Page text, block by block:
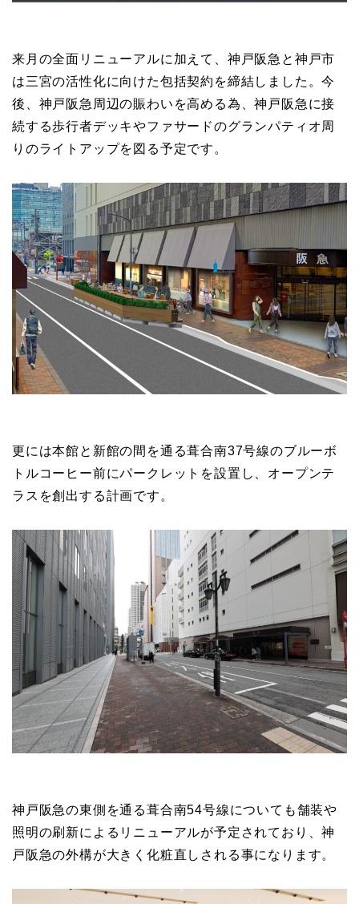
来月の全面リニューアルに加えて、神戸阪急と神戸市
は三宮の活性化に向けた包括契約を締結しました。今
後、神戸阪急周辺の賑わいを高める為、神戸阪急に接
続する歩行者デッキやファサードのグランパティオ周
りのライトアップを図る予定です。
更には本館と新館の間を通る葺合南37号線のブルーボ
トルコーヒー前にパークレットを設置し、オープンテ
ラスを創出する計画です。
神戸阪急の東側を通る葺合南54号線についても舗装や
照明の刷新によるリニューアルが予定されており、神
戸阪急の外構が大きく化粧直しされる事になります。